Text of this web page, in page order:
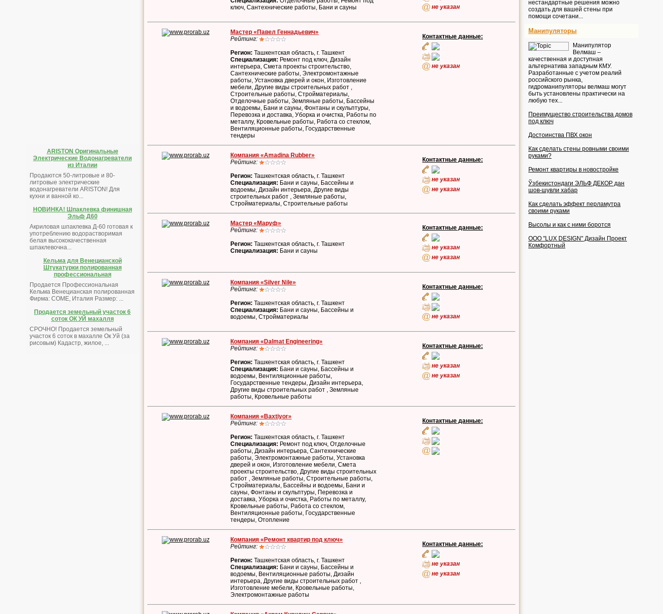
ARISTON Оригинальные
Электрические Водонагреватели
из Италии
Продаются 50-литровые и 80-
литровые электрические
водонагреватели ARISTON! Для
кухни и ванной ко...
НОВИНКА! Шпаклевка финишная
Эльф Д60
Акриловая шпаклевка Д-60 готовая к
употреблению водорастворимая
белая высококачественная
шпаклевочна...
Кельма для Венецианской
Штукатурки полированная
профессиональная
Продается Профессиональная
Кельма Венецианская полированная
Фирма: COME, Италия Размер: ...
Продается земельный участок 6
соток ОК УЙ махалля
СРОЧНО! Продается земельный
участок 6 соток в махалле Ок Уй (за
рисовым) Кадастр, жилое, ...
ключ, Сантехнические работы, Бани и сауны
не указан
Мастер «Павел Геннадьевич»
Рейтинг:
Регион: Ташкентская область, г. Ташкент
Специализация: Ремонт под ключ, Дизайн
интерьера, Смета проекты строительство,
Сантехнические работы, Электромонтажные
работы, Установка дверей и окон, Изготовление
мебели, Другие виды строительных работ ,
Строительные работы, Стройматериалы,
Отделочные работы, Земляные работы, Бассейны
и водоемы, Бани и сауны, Фонтаны и скульптуры,
Перевозка и доставка, Уборка и очистка, Работы по
металлу, Кровельные работы, Работа со стеклом,
Вентиляционные работы, Государственные
тендеры
Контактные данные:
не указан
Компания «Amadina Rubber»
Рейтинг:
Регион: Ташкентская область, г. Ташкент
Специализация: Бани и сауны, Бассейны и
водоемы, Дизайн интерьера, Другие виды
строительных работ , Земляные работы,
Стройматериалы, Строительные работы
Контактные данные:
не указан
не указан
Мастер «Маруф»
Рейтинг:
Регион: Ташкентская область, г. Ташкент
Специализация: Бани и сауны
Контактные данные:
не указан
не указан
Компания «Silver Nile»
Рейтинг:
Регион: Ташкентская область, г. Ташкент
Специализация: Бани и сауны, Бассейны и
водоемы, Стройматериалы
Контактные данные:
не указан
Компания «Dalmat Engineering»
Рейтинг:
Регион: Ташкентская область, г. Ташкент
Специализация: Бани и сауны, Бассейны и
водоемы, Вентиляционные работы,
Государственные тендеры, Дизайн интерьера,
Другие виды строительных работ , Земляные
работы, Кровельные работы
Контактные данные:
не указан
не указан
Компания «Baxtiyor»
Рейтинг:
Регион: Ташкентская область, г. Ташкент
Специализация: Ремонт под ключ, Отделочные
работы, Дизайн интерьера, Сантехнические
работы, Электромонтажные работы, Установка
дверей и окон, Изготовление мебели, Смета
проекты строительство, Другие виды строительных
работ , Земляные работы, Строительные работы,
Стройматериалы, Бассейны и водоемы, Бани и
сауны, Фонтаны и скульптуры, Перевозка и
доставка, Уборка и очистка, Работы по металлу,
Кровельные работы, Работа со стеклом,
Вентиляционные работы, Государственные
тендеры, Отопление
Контактные данные:
Компания «Ремонт квартир под ключ»
Рейтинг:
Регион: Ташкентская область, г. Ташкент
Специализация: Бани и сауны, Бассейны и
водоемы, Вентиляционные работы, Дизайн
интерьера, Другие виды строительных работ ,
Изготовление мебели, Кровельные работы,
Электромонтажные работы
Контактные данные:
не указан
не указан
нестандартные решения можно
создать для вашей стены при
помощи сочетани...
Манипуляторы
Манипулятор
Велмаш –
качественная и доступная
альтернатива западным КМУ.
Разработанные с учетом реалий
российского рынка,
гидроманипуляторы велмаш могут
быть установлены практически на
любую тех...
Преимущество строительства домов
под ключ
Достоинства ПВХ окон
Как сделать стены ровными своими
руками?
Ремонт квартиры в новостройке
Ўзбекистондаги ЭЛЬФ ДЕКОР дан
шов-шувли хабар
Как сделать эффект перламутра
своими руками
Высолы и как с ними боротся
OOO "LUX DESIGN" Дизайн Проект
Комфортный